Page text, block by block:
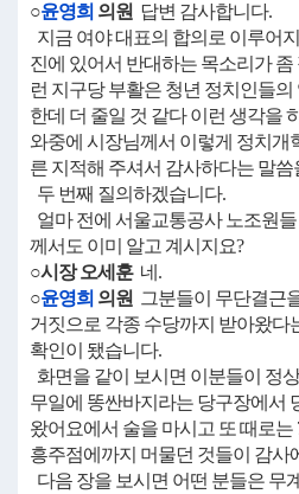
○윤영희 의원 답변 감사합니다.
지금 여야 대표의 합의로 이루어
진에 있어서 반대하는 목소리가 좀
런 지구당 부활은 청년 정치인들
한데 더 줄일 것 같다 이런 생각을
와중에 시장님께서 이렇게 정치개
른 지적해 주셔서 감사하다는 말씀
두 번째 질의하겠습니다.
얼마 전에 서울교통공사 노조원
께서도 이미 알고 계시지요?
○시장 오세훈네.
○윤영희 의원 그분들이 무단결근
거짓으로 각종 수당까지 받아왔다
확인이 됐습니다.
화면을 같이 보시면 이분들이 정
무일에 똥싼바지라는 당구장에서
왔어요에서 술을 마시고 또 때로는
흥주점에까지 머물던 것들이 감사
다음 장을 보시면 어떤 분들은 무